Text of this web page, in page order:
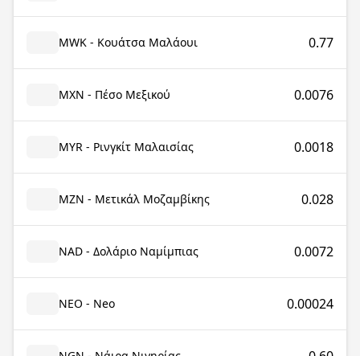
MWK - Κουάτσα Μαλάουι 0.77
MXN - Πέσο Μεξικού 0.0076
MYR - Ρινγκίτ Μαλαισίας 0.0018
MZN - Μετικάλ Μοζαμβίκης 0.028
NAD - Δολάριο Ναμίμπιας 0.0072
NEO - Neo 0.00024